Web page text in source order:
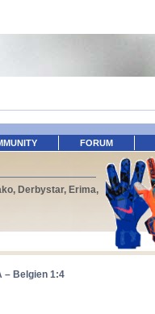
FORUM
Derbystar, Erima,
– Belgien 1:4